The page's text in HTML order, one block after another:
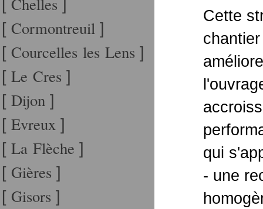
[
]
[ Cormontreuil ]
[ Courcelles les Lens ]
[ Le Cres ]
[ Dijon ]
[ Evreux ]
[ La Flèche ]
[ Gières ]
[ Gisors ]
Cette
qui
- une